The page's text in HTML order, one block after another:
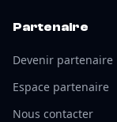
Partenaire
Devenir partenaire
Espace partenaire
Nous contacter